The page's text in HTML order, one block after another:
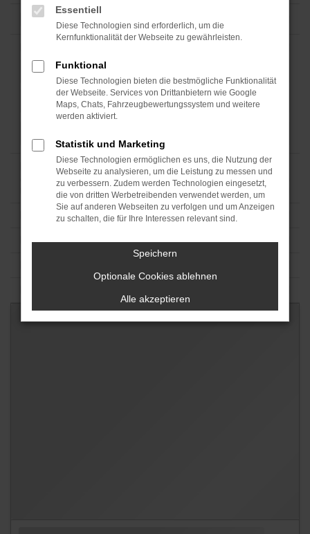
Essentiell
Diese Technologien sind erforderlich, um die
Kernfunktionalität der Webseite zu gewährleisten.
Funktional
Diese Technologien bieten die bestmögliche Funktionalität
der Webseite. Services von Drittanbietern wie Google
Maps, Chats, Fahrzeugbewertungssystem und weitere
werden aktiviert.
Statistik und Marketing
Diese Technologien ermöglichen es uns, die Nutzung der
Webseite zu analysieren, um die Leistung zu messen und
zu verbessern. Zudem werden Technologien eingesetzt,
die von dritten Werbetreibenden verwendet werden, um
Sie auf anderen Webseiten zu verfolgen und um Anzeigen
zu schalten, die für Ihre Interessen relevant sind.
Speichern
Optionale Cookies ablehnen
Alle akzeptieren